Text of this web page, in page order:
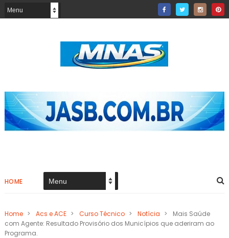
HOME
Home > Acs e ACE > Curso Técnico > Notícia >
Mais Saúde
com Agente: Resultado Provisório dos Municípios que aderiram ao
Programa.